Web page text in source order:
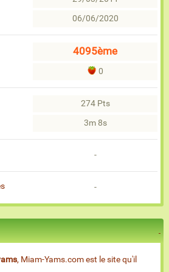
06/06/2020
4095ème
0
274 Pts
3m 8s
-
-
, Miam-Yams.com est le site qu'il